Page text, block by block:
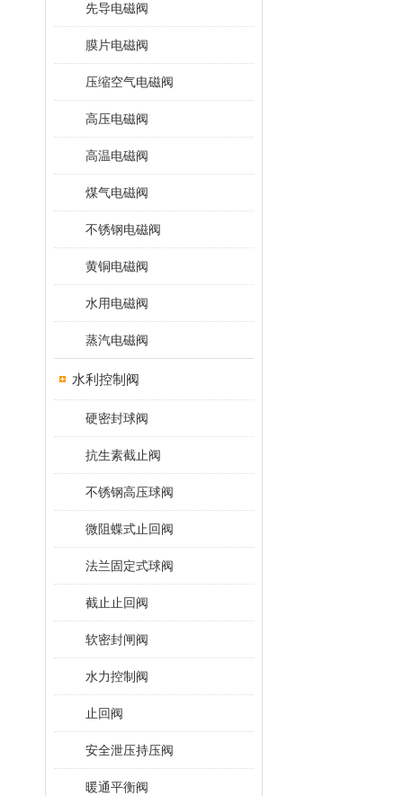
先导电磁阀
膜片电磁阀
压缩空气电磁阀
高压电磁阀
高温电磁阀
煤气电磁阀
不锈钢电磁阀
黄铜电磁阀
水用电磁阀
蒸汽电磁阀
水利控制阀
硬密封球阀
抗生素截止阀
不锈钢高压球阀
微阻蝶式止回阀
法兰固定式球阀
截止止回阀
软密封闸阀
水力控制阀
止回阀
安全泄压持压阀
暖通平衡阀